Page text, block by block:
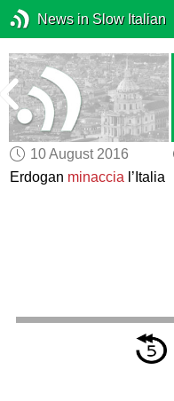
News in Slow Italian
10 August 2016
Erdogan minaccia l’Italia